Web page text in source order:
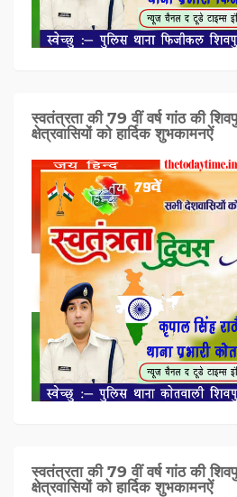
स्वतंत्रता की 79 वीं वर्ष गांठ की
क्षेत्रवासियों को हार्दिक शुभकामनऐं
स्वतंत्रता की 79 वीं वर्ष गांठ की
क्षेत्रवासियों को हार्दिक शुभकामनऐं